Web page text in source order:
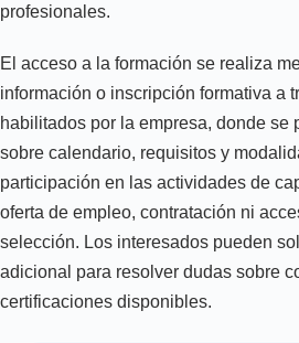
profesionales.
El acceso a la formación se realiza
información o inscripción formativa a
habilitados por la empresa, donde se
sobre calendario, requisitos y
participación en las actividades de
oferta de empleo, contratación ni
selección. Los interesados pueden
adicional para resolver dudas sobre
certificaciones disponibles.